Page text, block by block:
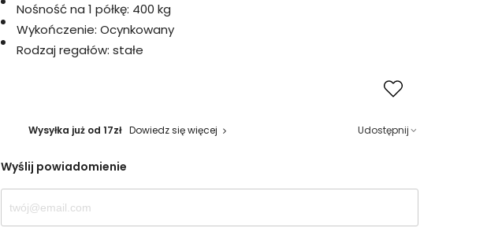
Nośność na 1 półkę: 400 kg
Wykończenie: Ocynkowany
Rodzaj regałów: stałe
Wysyłka już od 17zł Dowiedz się więcej Udostępnij
Wyślij powiadomienie